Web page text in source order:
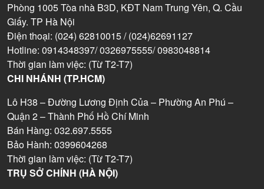
Phòng 1005 Tòa nhà B3D, KĐT Nam Trung Yên, Q. Cầu
Giấy. TP Hà Nội
Điện thoại: (024) 62810015 / (024)62691127
Hotline: 0914348397/ 0326975555/ 0983048814
Thời gian làm việc: (Từ T2-T7)
CHI NHÁNH (TP.HCM)
Lô H38 – Đường Lương Định Của – Phường An Phú –
Quận 2 – Thành Phố Hồ Chí Minh
Bán Hàng: 032.697.5555
Bảo Hành: 0399604268
Thời gian làm việc: (Từ T2-T7)
TRỤ SỞ CHÍNH (HÀ NỘI)